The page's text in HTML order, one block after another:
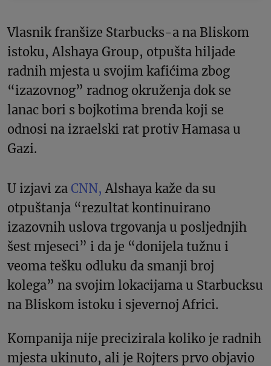
Vlasnik franšize Starbucks-a na Bliskom
istoku, Alshaya Group, otpušta hiljade
radnih mjesta u svojim kafićima zbog
“izazovnog” radnog okruženja dok se
lanac bori s bojkotima brenda koji se
odnosi na izraelski rat protiv Hamasa u
Gazi.
U izjavi za CNN, Alshaya kaže da su
otpuštanja “rezultat kontinuirano
izazovnih uslova trgovanja u posljednjih
šest mjeseci” i da je “donijela tužnu i
veoma tešku odluku da smanji broj
kolega” na svojim lokacijama u Starbucksu
na Bliskom istoku i sjevernoj Africi.
Kompanija nije precizirala koliko je radnih
mjesta ukinuto, ali je Rojters prvo objavio